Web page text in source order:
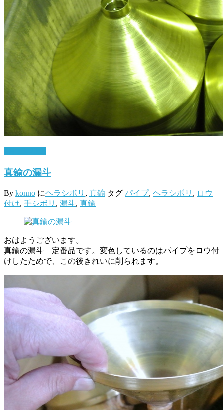
真鍮の漏斗
By konno にヘラシボリ , 真鍮 タグ パイプ, ヘラシボリ , ロウ
付け, 手シボリ , 漏斗, 真鍮
おはようございます。
真鍮の漏斗 定番品です。変色しているのはパイプをロウ付
けしたためで、この後きれいに削られます。